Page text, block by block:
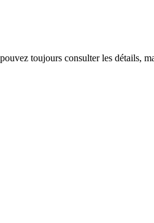
toujours consulter les détails,